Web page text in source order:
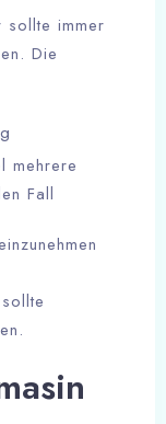
sollte immer
Die
mehrere
Fall